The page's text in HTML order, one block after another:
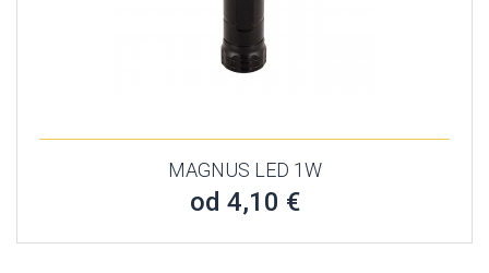
MAGNUS LED 1W
od 4,10 €